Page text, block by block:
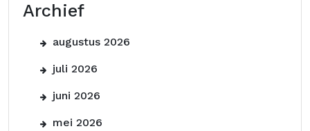
Archief
augustus 2026
juli 2026
juni 2026
mei 2026